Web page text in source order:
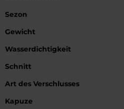
Sezon
Gewicht
Wasserdichtigkeit
Schnitt
Art des Verschlusses
Kapuze